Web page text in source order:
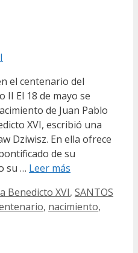
el centenario del
II El 18 de mayo se
de Juan Pablo
XVI, escribió una
Dziwisz. En ella ofrece
de su
su … Leer más
Benedicto XVI, SANTOS
, nacimiento,